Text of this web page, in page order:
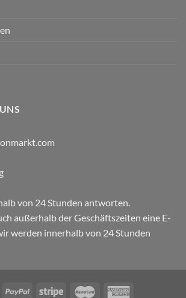
von 24 Stunden antworten.
außerhalb der Geschäftszeiten eine E-
werden innerhalb von 24 Stunden